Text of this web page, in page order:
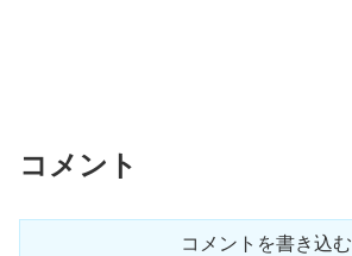
コメント
コメントを書き込む